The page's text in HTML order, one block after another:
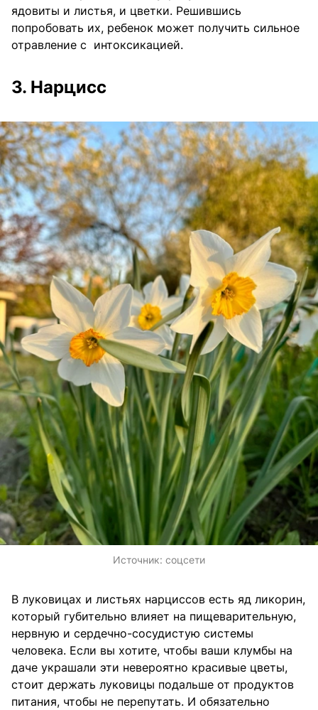
ядовиты и листья, и цветки. Решившись
попробовать их, ребенок может получить сильное
отравление с интоксикацией.
3. Нарцисс
Источник: соцсети
В луковицах и листьях нарциссов есть яд ликорин,
который губительно влияет на пищеварительную,
нервную и сердечно-сосудистую системы
человека. Если вы хотите, чтобы ваши клумбы на
даче украшали эти невероятно красивые цветы,
стоит держать луковицы подальше от продуктов
питания, чтобы не перепутать. И обязательно